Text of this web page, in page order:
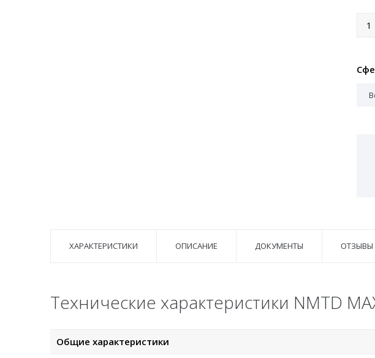
ХАРАКТЕРИСТИКИ ОПИСАНИЕ ДОКУМЕНТЫ ОТЗЫВЫ
Технические характеристики NMTD
Общие характеристики